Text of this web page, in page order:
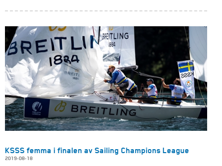
KSSS femma i finalen av Sailing Champions League
2019-08-18